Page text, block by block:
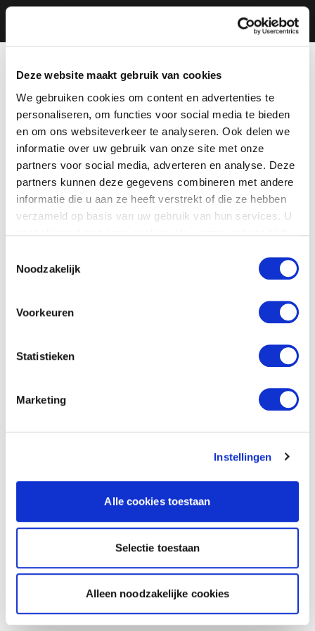
Deze website maakt gebruik van cookies
We gebruiken cookies om content en advertenties te
personaliseren, om functies voor social media te bieden
en om ons websiteverkeer te analyseren. Ook delen we
informatie over uw gebruik van onze site met onze
partners voor social media, adverteren en analyse. Deze
partners kunnen deze gegevens combineren met andere
informatie die u aan ze heeft verstrekt of die ze hebben
verzameld op basis van uw gebruik van hun services. U
Noodzakelijk
Voorkeuren
Statistieken
Marketing
Instellingen
Alle cookies toestaan
Selectie toestaan
Alleen noodzakelijke cookies